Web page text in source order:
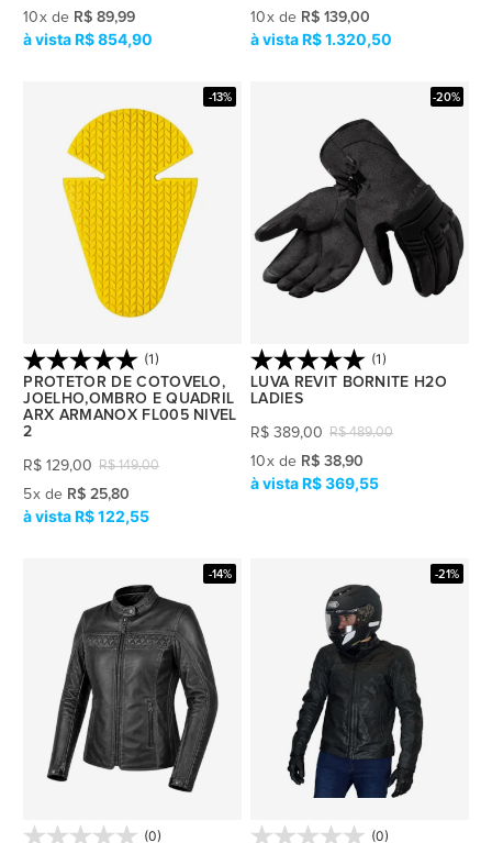
10x de R$ 89,99
R$ 854,90
10x de R$ 139,00
R$ 1.320,50
-13%
(1)
PROTETOR DE COTOVELO,
JOELHO,OMBRO E QUADRIL
ARX ARMANOX FL005 NIVEL
2
R$ 149,00
R$ 129,00
5x de R$ 25,80
R$ 122,55
-20%
(1)
LUVA REVIT BORNITE H2O
LADIES
R$ 489,00
R$ 389,00
10x de R$ 38,90
R$ 369,55
-14%
(0)
-21%
(0)